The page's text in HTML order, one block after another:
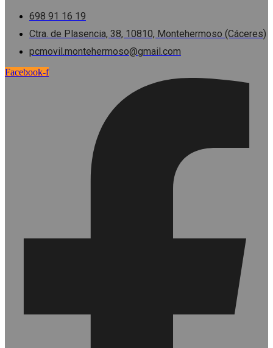
698 91 16 19
Ctra. de Plasencia, 38, 10810, Montehermoso (Cáceres)
pcmovil.montehermoso@gmail.com
Facebook-f